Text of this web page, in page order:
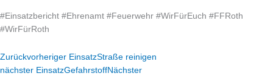
#Einsatzbericht #Ehrenamt #Feuerwehr #WirFürEuch #FFRoth
#WirFürRoth
Zurückvorheriger EinsatzStraße reinigen
nächster EinsatzGefahrstoffNächster